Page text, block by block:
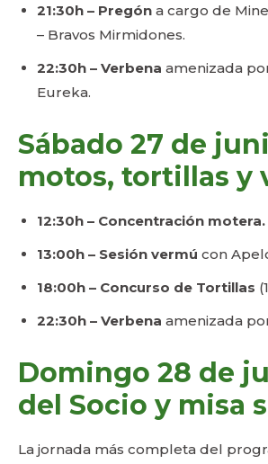
21:30h – Pregón a cargo de
– Bravos Mirmidones.
22:30h – Verbena amenizada
Eureka.
Sábado 27 de
motos, tortillas y
12:30h – Concentración motera.
13:00h – Sesión vermú con
18:00h – Concurso de Tortillas
22:30h – Verbena amenizada
Domingo 28 de
del Socio y misa
La jornada más completa del